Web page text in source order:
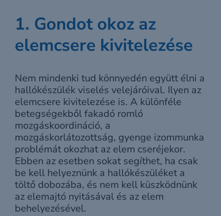
1. Gondot okoz az
elemcsere kivitelezése
Nem mindenki tud könnyedén együtt élni a
hallókészülék viselés velejáróival. Ilyen az
elemcsere kivitelezése is. A különféle
betegségekből fakadó romló
mozgáskoordináció, a
mozgáskorlátozottság, gyenge izommunka
problémát okozhat az elem cseréjekor.
Ebben az esetben sokat segíthet, ha csak
be kell helyeznünk a hallókészüléket a
töltő dobozába, és nem kell küszködnünk
az elemajtó nyitásával és az elem
behelyezésével.